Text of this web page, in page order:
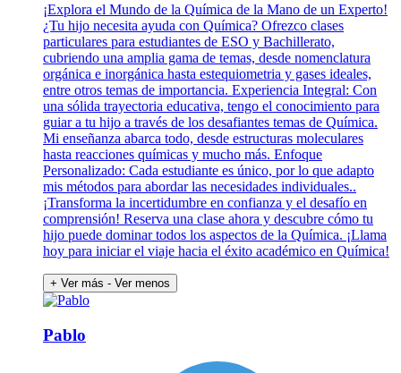
¡Explora el Mundo de la Química de la Mano de un Experto!
¿Tu hijo necesita ayuda con Química? Ofrezco clases
particulares para estudiantes de ESO y Bachillerato,
cubriendo una amplia gama de temas, desde nomenclatura
orgánica e inorgánica hasta estequiometria y gases ideales,
entre otros temas de importancia. Experiencia Integral: Con
una sólida trayectoria educativa, tengo el conocimiento para
guiar a tu hijo a través de los desafiantes temas de Química.
Mi enseñanza abarca todo, desde estructuras moleculares
hasta reacciones químicas y mucho más. Enfoque
Personalizado: Cada estudiante es único, por lo que adapto
mis métodos para abordar las necesidades individuales..
¡Transforma la incertidumbre en confianza y el desafío en
comprensión! Reserva una clase ahora y descubre cómo tu
hijo puede dominar todos los aspectos de la Química. ¡Llama
hoy para iniciar el viaje hacia el éxito académico en Química!
+ Ver más - Ver menos
Pablo